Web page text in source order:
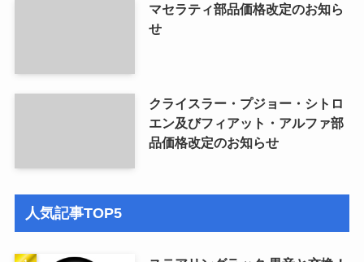
マセラティ部品価格改定のお知ら
せ
クライスラー・プジョー・シトロ
エン及びフィアット・アルファ部
品価格改定のお知らせ
人気記事TOP5